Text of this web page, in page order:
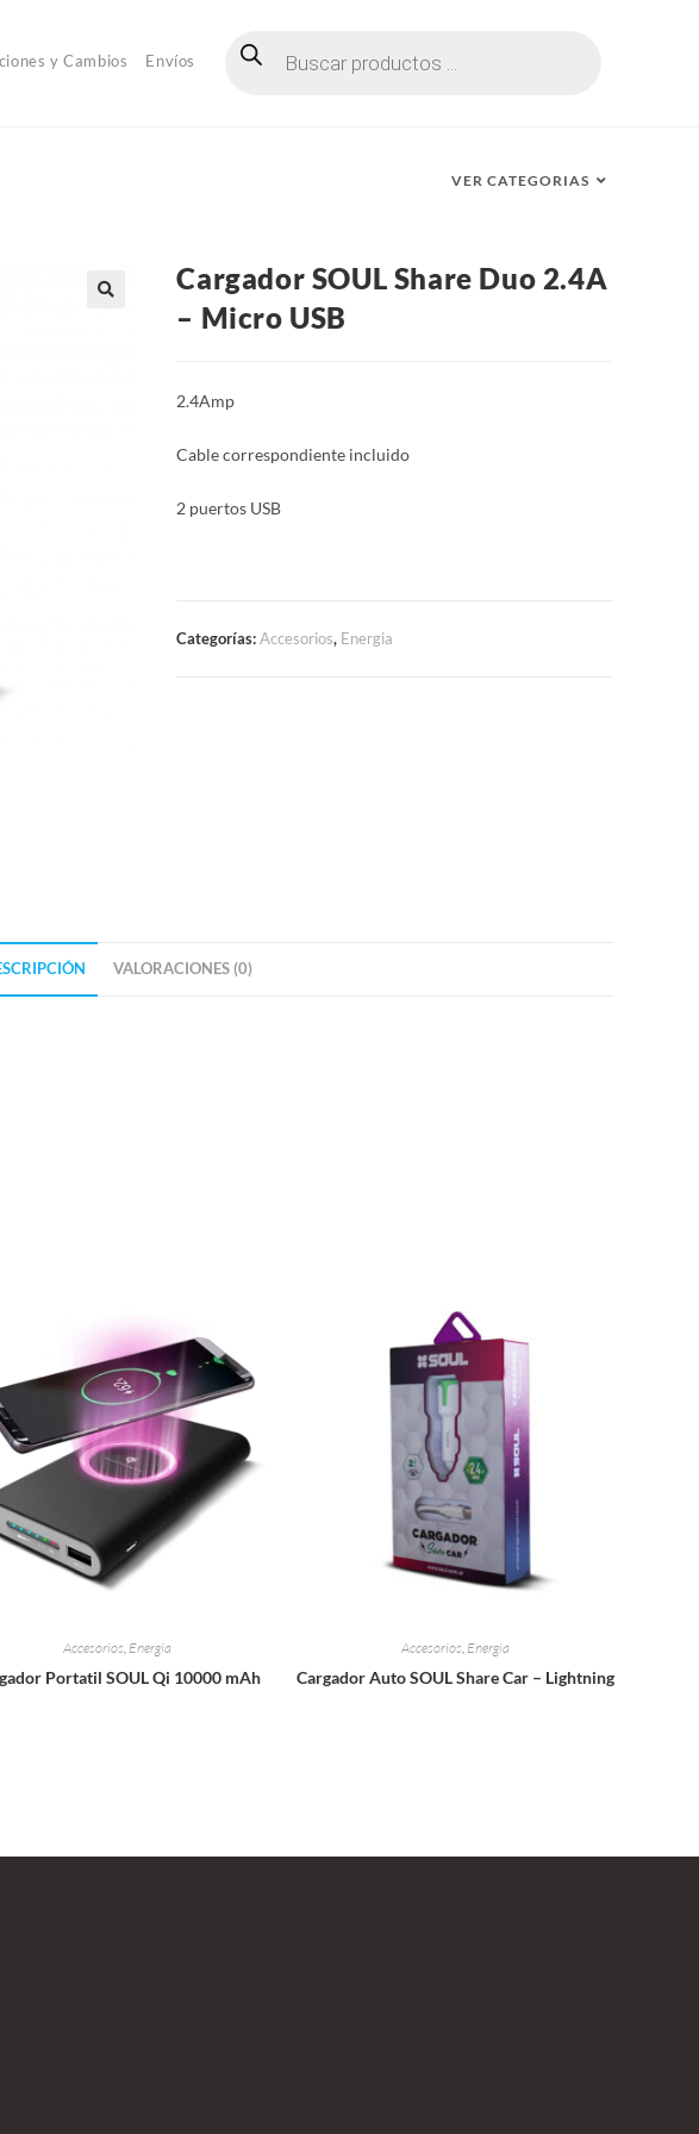
y Cambios Envíos de
productos
VER CATEGORIAS
Cargador SOUL Share Duo 2.4A
– Micro USB
2.4Amp
Cable correspondiente incluido
2 puertos USB
Categorías:Accesorios, Energia
VALORACIONES (0)
Accesorios Energia
Portatil SOUL Qi 10000 mAh
Accesorios Energia
Cargador Auto SOUL Share Car – Lightning